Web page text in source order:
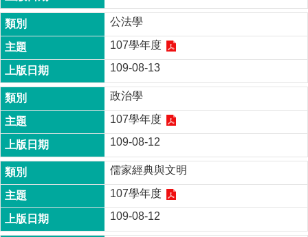
公法學
107學年度
109-08-13
政治學
107學年度
109-08-12
儒家經典與文明
107學年度
109-08-12